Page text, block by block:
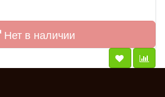
Нет в наличии